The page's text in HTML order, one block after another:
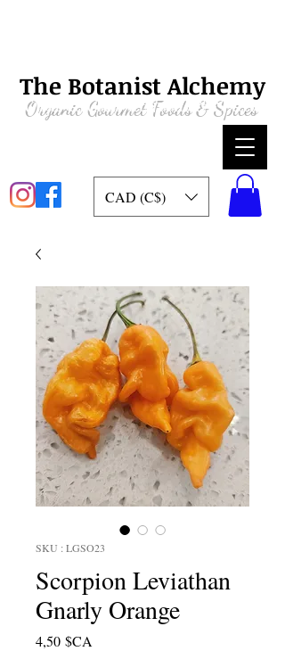
The Botanist Alchemy
Organic Gourmet Foods & Spices
CAD (C$)
SKU : LGSO23
Scorpion Leviathan
Gnarly Orange
4,50 $CA